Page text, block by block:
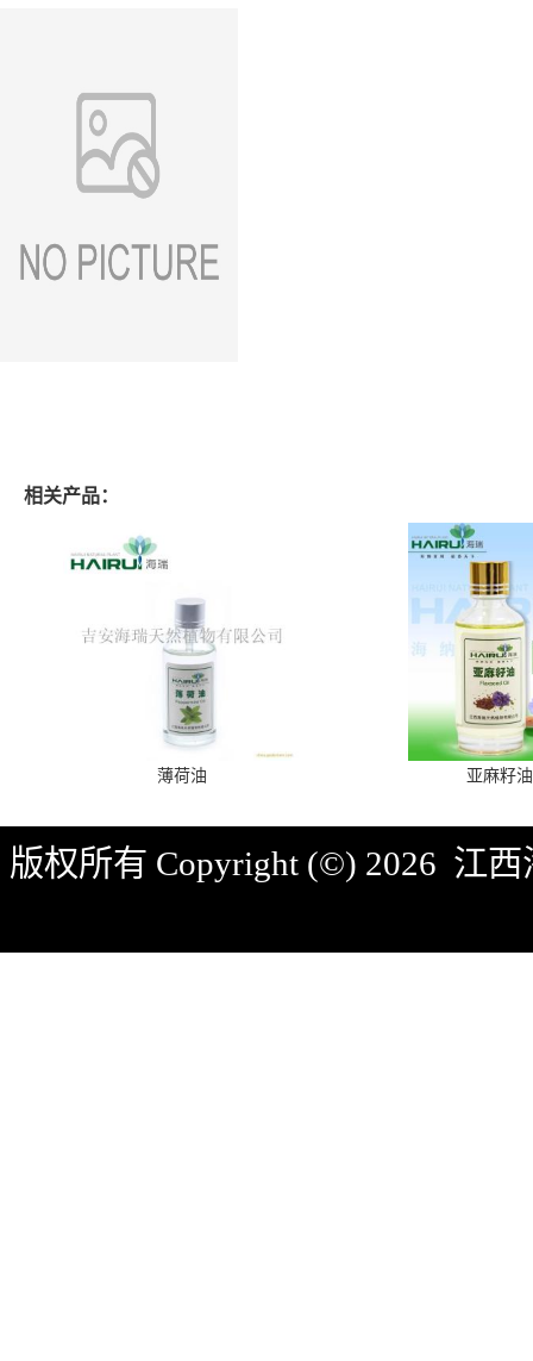
相关产品：
薄荷油 亚麻籽
版权所有 Copyright (©) 2026 江西